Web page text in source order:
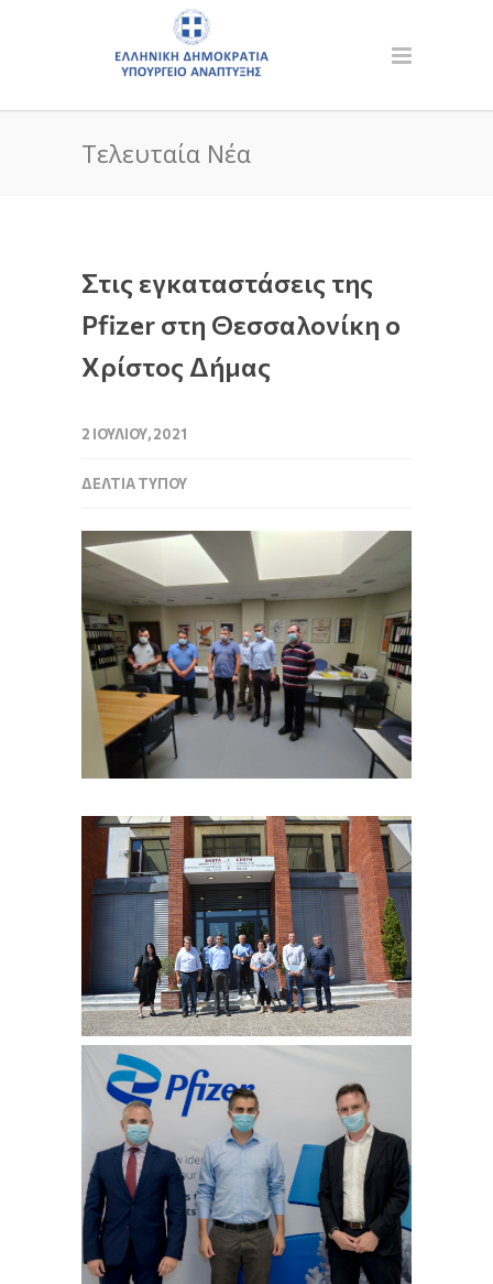
Τελευταία Νέα
Στις εγκαταστάσεις της
Pfizer στη Θεσσαλονίκη ο
Χρίστος Δήμας
2 ΙΟΥΛΊΟΥ, 2021
ΔΕΛΤΊΑ ΤΎΠΟΥ